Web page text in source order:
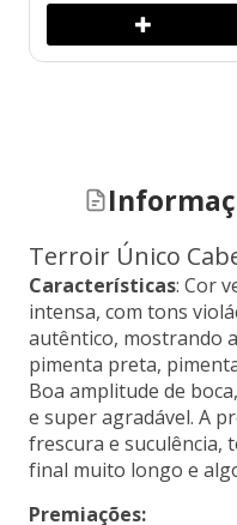
Terroir Único
Características: Cor
intensa, com tons
autêntico, mostrando
pimenta preta,
Boa amplitude de
e super agradável. A
frescura e suculência,
final muito longo e
Premiações: